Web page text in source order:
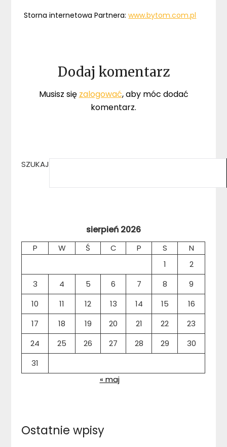
Storna internetowa Partnera:www.bytom.com.pl
Dodaj komentarz
Musisz się zalogować, aby móc dodać
komentarz.
SZUKAJ
sierpień 2026
P W Ś C P S
N
1
2
3
4 5 6 7 8
9
10
11 12 13 14 15
16
17
18 19 20 21 22
23
24
25 26 27 28 29
30
31
« maj
Ostatnie wpisy